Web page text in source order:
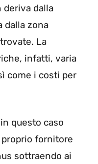
deriva dalla
dalla zona
La
infatti, varia
come i costi per
questo caso
fornitore
sottraendo ai